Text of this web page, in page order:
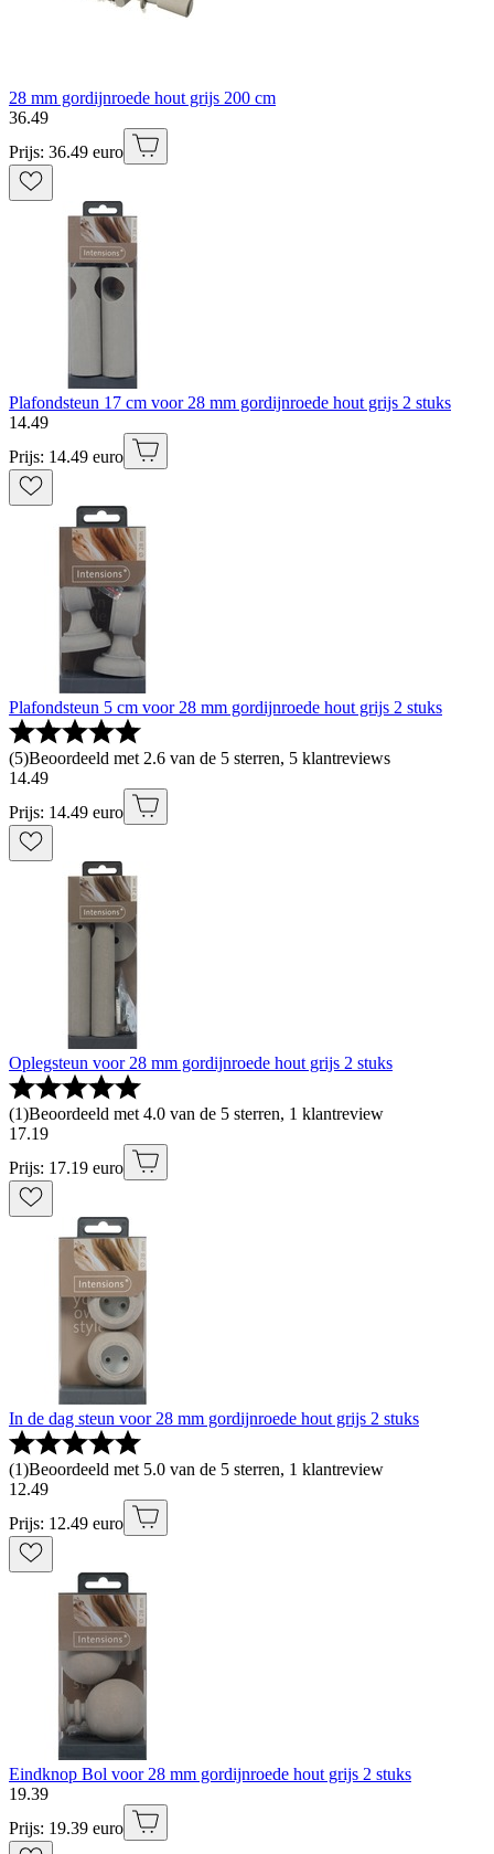
28 mm gordijnroede hout grijs 200 cm
36.49
Prijs: 36.49 euro
Plafondsteun 17 cm voor 28 mm gordijnroede hout grijs 2 stuks
14.49
Prijs: 14.49 euro
Plafondsteun 5 cm voor 28 mm gordijnroede hout grijs 2 stuks
(5)Beoordeeld met 2.6 van de 5 sterren, 5 klantreviews
14.49
Prijs: 14.49 euro
Oplegsteun voor 28 mm gordijnroede hout grijs 2 stuks
(1)Beoordeeld met 4.0 van de 5 sterren, 1 klantreview
17.19
Prijs: 17.19 euro
In de dag steun voor 28 mm gordijnroede hout grijs 2 stuks
(1)Beoordeeld met 5.0 van de 5 sterren, 1 klantreview
12.49
Prijs: 12.49 euro
Eindknop Bol voor 28 mm gordijnroede hout grijs 2 stuks
19.39
Prijs: 19.39 euro